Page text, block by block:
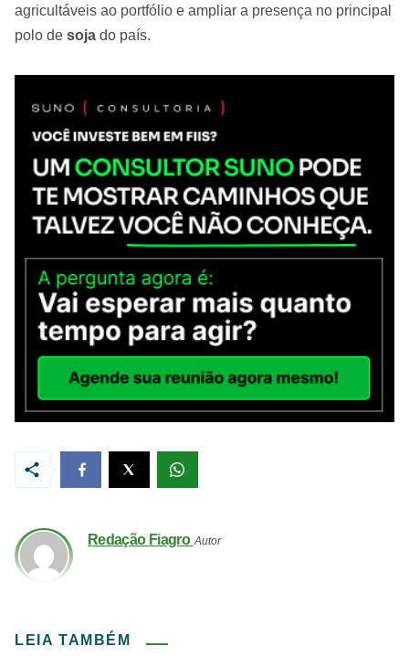
agricultáveis ao portfólio e ampliar a presença no principal
polo de soja do país.
Redação Fiagro Autor
LEIA TAMBÉM